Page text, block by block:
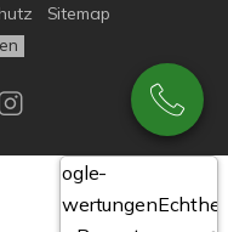
Sitemap
Google-
Bewertungen